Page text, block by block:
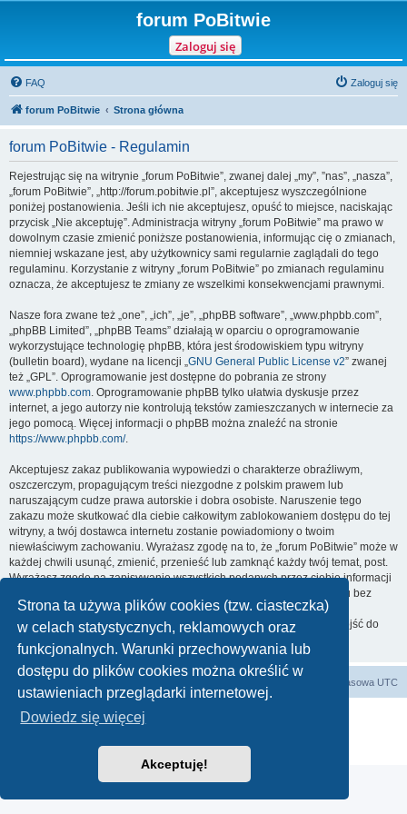
Strona ta używa plików cookies (tzw. ciasteczka)
w celach statystycznych, reklamowych oraz
funkcjonalnych. Warunki przechowywania lub
dostępu do plików cookies można określić w
ustawieniach przeglądarki internetowej.
Dowiedz się więcej
Akceptuję!
forum PoBitwie
Zaloguj się
FAQ Zaloguj się
forum PoBitwie Strona główna
forum PoBitwie - Regulamin
Rejestrując się na witrynie „forum PoBitwie”, zwanej dalej „my”, ”nas”, „nasza”,
„forum PoBitwie”, „http://forum.pobitwie.pl”, akceptujesz wyszczególnione
poniżej postanowienia. Jeśli ich nie akceptujesz, opuść to miejsce, naciskając
przycisk „Nie akceptuję”. Administracja witryny „forum PoBitwie” ma prawo w
dowolnym czasie zmienić poniższe postanowienia, informując cię o zmianach,
niemniej wskazane jest, aby użytkownicy sami regularnie zaglądali do tego
regulaminu. Korzystanie z witryny „forum PoBitwie” po zmianach regulaminu
oznacza, że akceptujesz te zmiany ze wszelkimi konsekwencjami prawnymi.
Nasze fora zwane też „one”, „ich”, „je”, „phpBB software”, „www.phpbb.com”,
„phpBB Limited”, „phpBB Teams” działają w oparciu o oprogramowanie
wykorzystujące technologię phpBB, która jest środowiskiem typu witryny
(bulletin board), wydane na licencji „GNU General Public License v2” zwanej
też „GPL”. Oprogramowanie jest dostępne do pobrania ze strony
www.phpbb.com. Oprogramowanie phpBB tylko ułatwia dyskusje przez
internet, a jego autorzy nie kontrolują tekstów zamieszczanych w internecie za
jego pomocą. Więcej informacji o phpBB można znaleźć na stronie
https://www.phpbb.com/.
Akceptujesz zakaz publikowania wypowiedzi o charakterze obraźliwym,
oszczerczym, propagującym treści niezgodne z polskim prawem lub
naruszającym cudze prawa autorskie i dobra osobiste. Naruszenie tego
zakazu może skutkować dla ciebie całkowitym zablokowaniem dostępu do tej
witryny, a twój dostawca internetu zostanie powiadomiony o twoim
niewłaściwym zachowaniu. Wyrażasz zgodę na to, że „forum PoBitwie” może w
każdej chwili usunąć, zmienić, przenieść lub zamknąć każdy twój temat, post.
Wyrażasz zgodę na zapisywanie wszystkich podanych przez ciebie informacji
w naszej bazie danych. Informacje te nie będą przekazywane nikomu bez
twojej zgody, ale ani „forum PoBitwie”, ani phpBB nie ponosi
odpowiedzialności za włamania do witryny, podczas których może dojść do
forum PoBitwie Strefa czasowa UTC
Technologię dostarcza
Zasady ochrony danych osobowych